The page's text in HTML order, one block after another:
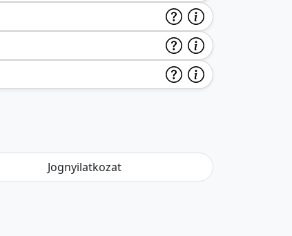
Jognyilatkozat